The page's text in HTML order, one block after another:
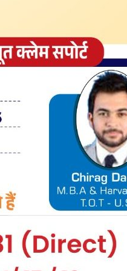
यश राज
अमन के पहले
entertainment
विन्ध्य
समारोह 7
सभागार में
Mumbai /
Sign Up for Our
Subscribe to our
articles instantly!